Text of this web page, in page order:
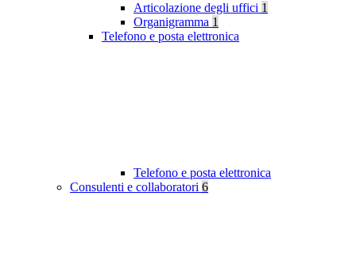
Articolazione degli uffici 1
Organigramma 1
Telefono e posta elettronica
Telefono e posta elettronica
Consulenti e collaboratori 6